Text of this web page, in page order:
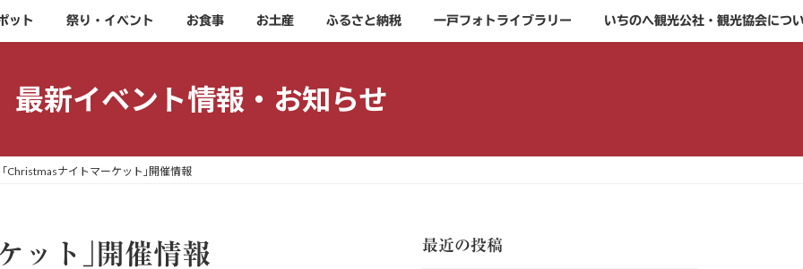
ット 祭り・イベント お食事 お土産 ふるさと納税 一戸フォトライブラリー いちのへ観光公社・観光協会につ
最新イベント情報・お知らせ
｢Christmasナイトマーケット｣開催情報
ット｣開催情報 最近の投稿